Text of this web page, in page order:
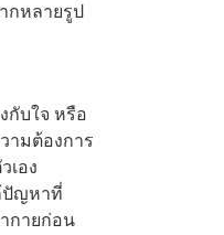
กหลายรูป
กับใจ หรือ
ามต้องการ
เอง
ปัญหาที่
กายก่อน